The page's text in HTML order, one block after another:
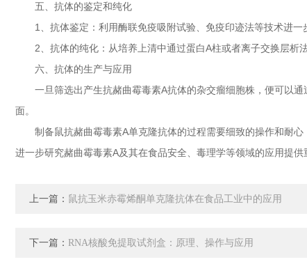
五、抗体的鉴定和纯化
1、抗体鉴定：利用酶联免疫吸附试验、免疫印迹法等技术进一
2、抗体的纯化：从培养上清中通过蛋白A柱或者离子交换层析
六、抗体的生产与应用
一旦筛选出产生抗赭曲霉毒素A抗体的杂交瘤细胞株，便可以通
面。
制备鼠抗赭曲霉毒素A单克隆抗体的过程需要细致的操作和耐心
进一步研究赭曲霉毒素A及其在食品安全、毒理学等领域的应用提供
上一篇： 鼠抗玉米赤霉烯酮单克隆抗体在食品工业中的应用
下一篇： RNA核酸免提取试剂盒：原理、操作与应用